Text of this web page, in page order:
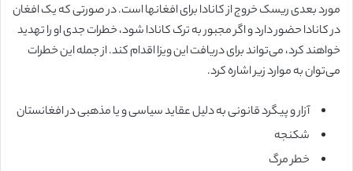
مورد بعدی ریسک خروج از کانادا برای افغانها است. در صورتی که یک افغان
در کانادا حضور دارد و اگر مجبور به ترک کانادا شود، خطرات جدی او را تهدید
خواهند کرد، می‌تواند برای دریافت این ویزا اقدام کند. از جمله این خطرات
می‌توان به موارد زیر اشاره کرد.
آزار و پیگرد قانونی به دلیل عقاید سیاسی و یا مذهبی در افغانستان
شکنجه
خطر مرگ